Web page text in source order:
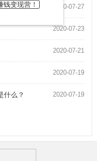
2020-07-27
2020-07-23
2020-07-21
2020-07-19
2020-07-19
什么？
变现营！